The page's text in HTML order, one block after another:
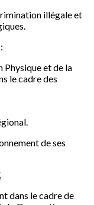
illégale et
Physique et de la
le cadre des
de ses
dans le cadre de